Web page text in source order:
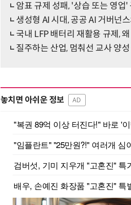
암표 규제 성패, '상습 또는 영업
생성형 AI 시대, 공공 AI 거버넌
국내 LFP 배터리 재활용 규제,
질주하는 산업, 멈춰선 교사 양
놓치면 아쉬운 정보 AD